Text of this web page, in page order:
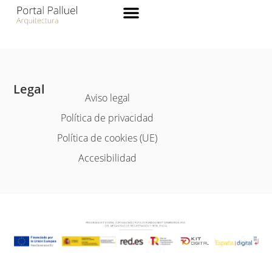
Legal
Aviso legal
Política de privacidad
Política de cookies (UE)
Accesibilidad